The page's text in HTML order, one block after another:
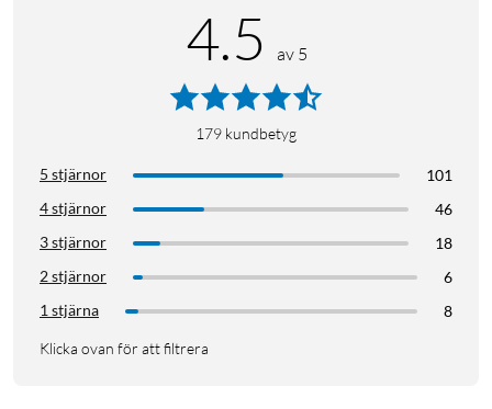
laddningskapacitet < 2,5 timmars laddningstid
Skydd: IPX6, svett- och vattenresident
4.5 av 5
179 kundbetyg
5 stjärnor
101
4 stjärnor
46
3 stjärnor
18
2 stjärnor
6
1 stjärna
8
Klicka ovan för att filtrera